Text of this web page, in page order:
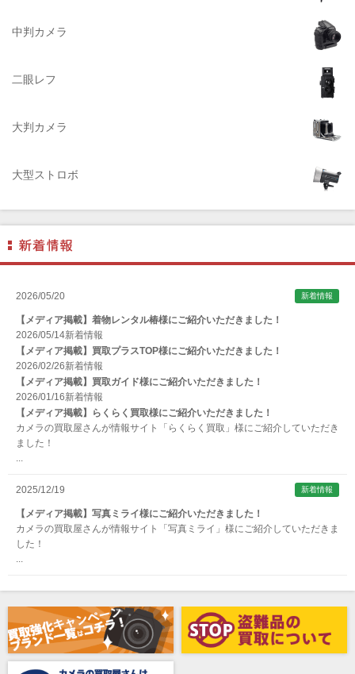
ACQUAPAZZA（アクアパッツァ）
AGFA（アグフア）
ALPA（アルパ）
ALT（アルト）
ARAX（アラクス）
Arca-Swiss（アルカスイス）
Argus （アーガス）
ARNUVO（アルヌボ）
ARTISAN&ARTIST (アルティザンアンドアーティスト)
Aska（アスカ/飛鳥）
ATOMOS（アトモス）
erg（エルグ）
AVENON（アベノン）
Awagami Factory（アワガミファクトリー）
Belkin（ベルキン）
Bencini（ベンチーニ）
BENRO（ベンロ）
中判カメラ
二眼レフ
大判カメラ
大型ストロボ
2026/05/20 新着情報
【メディア掲載】着物レンタル椿様にご紹介いただきました！
2026/05/14新着情報
【メディア掲載】買取プラスTOP様にご紹介いただきました！
2026/02/26新着情報
【メディア掲載】買取ガイド様にご紹介いただきました！
2026/01/16新着情報
【メディア掲載】らくらく買取様にご紹介いただきました！
カメラの買取屋さんが情報サイト「らくらく買取」様にご紹介していただき
ました！
2025/12/19 新着情報
【メディア掲載】写真ミライ様にご紹介いただきました！
カメラの買取屋さんが情報サイト「写真ミライ」様にご紹介していただきま
した！